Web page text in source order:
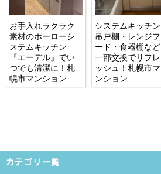
お手入れラクラク
素材のホーローシ
ステムキッチン
『エーデル』でい
つでも清潔に！札
幌市マンション
システムキッチン
吊戸棚・レンジフ
ード・食器棚など
一部交換でリフレ
ッシュ！札幌市マ
ンション
カテゴリ一覧